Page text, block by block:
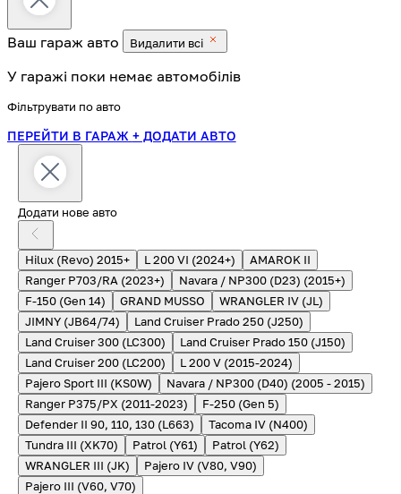
Ваш гараж авто Видалити всі
У гаражі поки немає автомобілів
Фільтрувати по авто
ПЕРЕЙТИ В ГАРАЖ + ДОДАТИ АВТО
Додати нове авто
Hilux (Revo) 2015+ L 200 VI (2024+)
AMAROK II
Ranger P703/RA (2023+)
Navara / NP300 (D23) (2015+)
F-150 (Gen 14)
GRAND MUSSO
WRANGLER IV (JL)
JIMNY (JB64/74)
Land Cruiser Prado 250 (J250)
Land Cruiser 300 (LC300)
Land Cruiser Prado 150 (J150)
Land Cruiser 200 (LC200)
L 200 V (2015-2024)
Pajero Sport III (KS0W)
Navara / NP300 (D40) (2005 - 2015)
Ranger P375/PX (2011-2023)
F-250 (Gen 5)
Defender II 90, 110, 130 (L663)
Tacoma IV (N400)
Tundra III (XK70)
Patrol (Y61)
Patrol (Y62)
WRANGLER III (JK)
Pajero IV (V80, V90)
Pajero III (V60, V70)